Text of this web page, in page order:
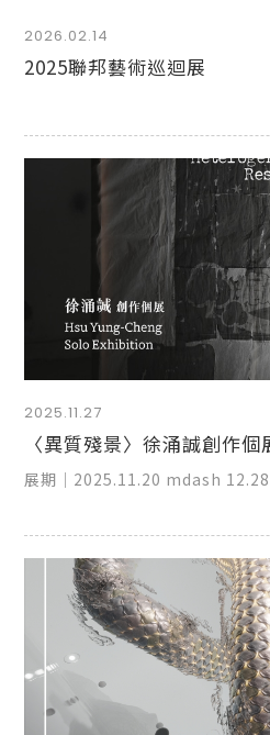
2026.02.14
2025聯邦藝術巡迴展
2025.11.27
〈異質殘景〉徐涌誠創作個
展期｜2025.11.20 mdash 12.28